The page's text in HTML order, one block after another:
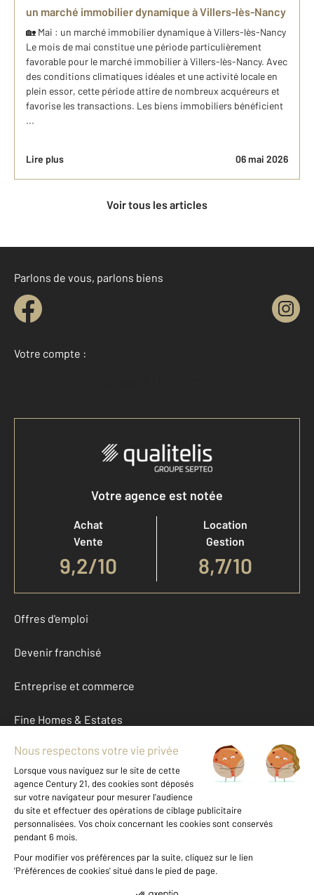
un marché immobilier dynamique à Villers-lès-Nancy
🏡 Mai : un marché immobilier dynamique à Villers-lès-Nancy
Le mois de mai constitue une période particulièrement
favorable pour le marché immobilier à Villers-lès-Nancy. Avec
des conditions climatiques idéales et une activité locale en
plein essor, cette période attire de nombreux acquéreurs et
favorise les transactions. Les biens immobiliers bénéficient
...
Lire plus 06 mai 2026
Voir tous les articles
Parlons de vous, parlons biens
Votre compte :
Accéder à mon compte
Votre agence est notée
Achat
Vente
9,2/10
Location
Gestion
8,7/10
Offres d'emploi
Devenir franchisé
Entreprise et commerce
Fine Homes & Estates
À propos
International
Nous contacter